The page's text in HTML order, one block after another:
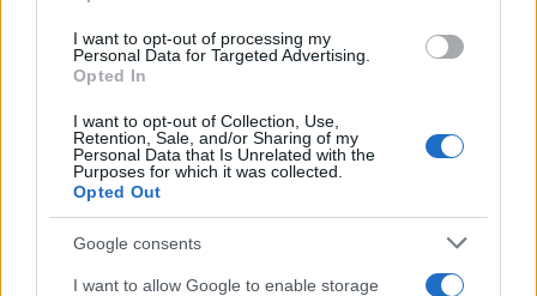
I want to opt-out of processing my
Personal Data for Targeted Advertising.
Opted In
I want to opt-out of Collection, Use,
Retention, Sale, and/or Sharing of my
Personal Data that Is Unrelated with the
Purposes for which it was collected.
Opted Out
Google consents
I want to allow Google to enable storage
la spada della legge, là giunge la frusta della satira”.
Corte dei conti, la riforma a
metà: si poteva fare di più